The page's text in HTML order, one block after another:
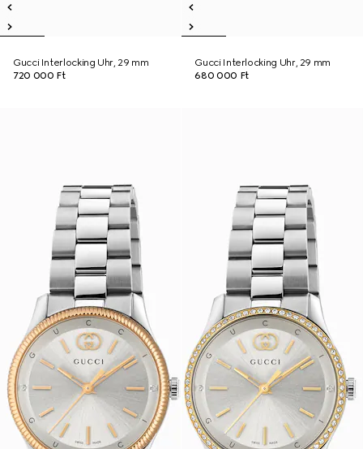
Gucci Interlocking Uhr, 29 mm
720 000 Ft
Gucci Interlocking Uhr, 29 mm
680 000 Ft